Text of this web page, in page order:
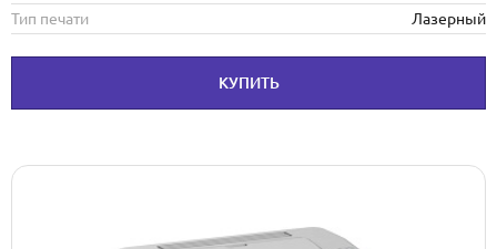
Тип печати
Лазерный
КУПИТЬ